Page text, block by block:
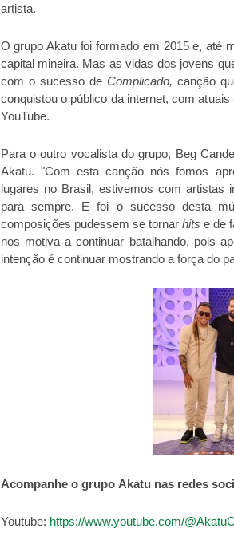
artista.
O grupo Akatu foi formado em 2015 e, até
capital mineira. Mas as vidas dos jovens
com o sucesso de Complicado, canção
conquistou o público da internet, com
YouTube.
Para o outro vocalista do grupo, Beg
Akatu. "Com esta canção nós fomos
lugares no Brasil, estivemos com artistas
para sempre. E foi o sucesso desta
composições pudessem se tornar hitse de
nos motiva a continuar batalhando, pois
intenção é continuar mostrando a força do
Acompanhe o grupo Akatu nas redes
Youtube: https://www.youtube.com/